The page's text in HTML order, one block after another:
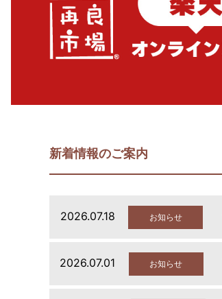
新着情報のご案内
2026.07.18 お知らせ
2026.07.01 お知らせ